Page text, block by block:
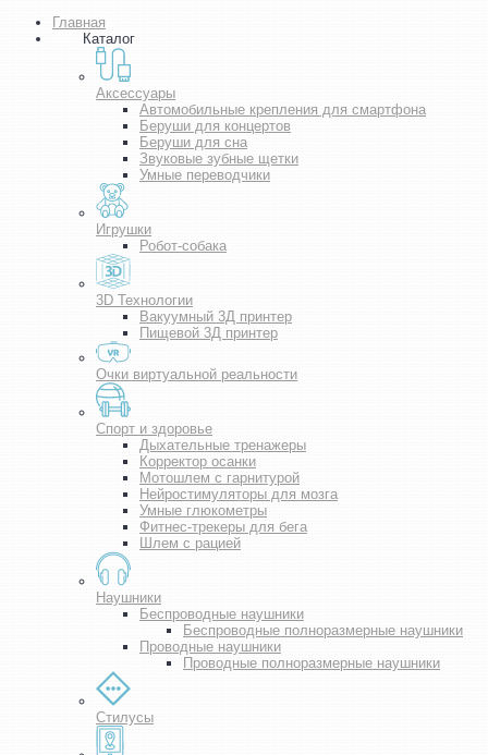
Главная
Каталог
Аксессуары
Автомобильные крепления для смартфона
Беруши для концертов
Беруши для сна
Звуковые зубные щетки
Умные переводчики
Игрушки
Робот-собака
3D Технологии
Вакуумный 3Д принтер
Пищевой 3Д принтер
Очки виртуальной реальности
Спорт и здоровье
Дыхательные тренажеры
Корректор осанки
Мотошлем с гарнитурой
Нейростимуляторы для мозга
Умные глюкометры
Фитнес-трекеры для бега
Шлем с рацией
Наушники
Беспроводные наушники
Беспроводные полноразмерные наушники
Проводные наушники
Проводные полноразмерные наушники
Стилусы